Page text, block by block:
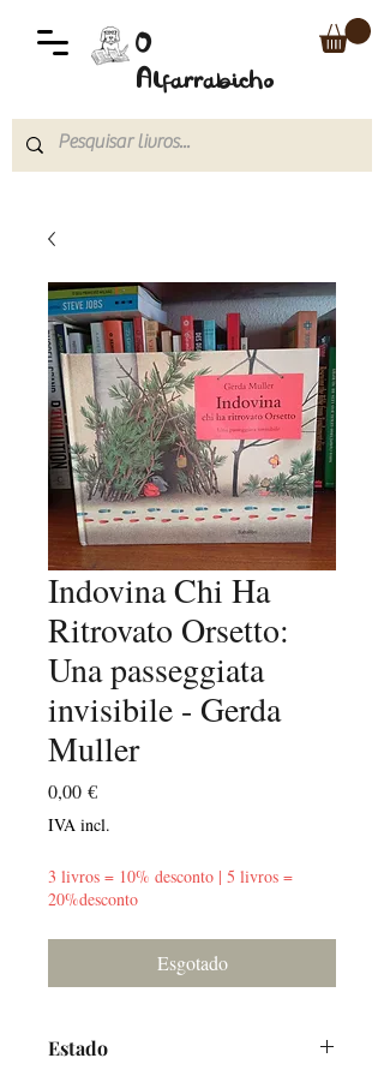
O
Alfarrabicho
Indovina Chi Ha
Ritrovato Orsetto:
Una passeggiata
invisibile - Gerda
Muller
0,00 €Preço
IVA incl.
3 livros = 10% desconto | 5 livros =
20%desconto
Esgotado
Estado